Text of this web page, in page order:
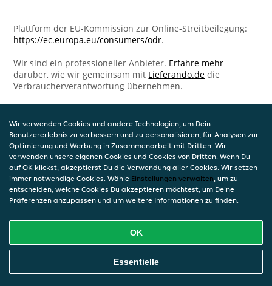
Plattform der EU-Kommission zur Online-Streitbeilegung:
https://ec.europa.eu/consumers/odr.
Wir sind ein professioneller Anbieter. Erfahre mehr
darüber, wie wir gemeinsam mit Lieferando.de die
Verbraucherverantwortung übernehmen.
Wir verwenden Cookies und andere Technologien, um Dein
Benutzererlebnis zu verbessern und zu personalisieren, für Analysen zur
Optimierung und Werbung in Zusammenarbeit mit Dritten. Wir
verwenden unsere eigenen Cookies und Cookies von Dritten. Wenn Du
auf OK klickst, akzeptierst Du die Verwendung aller Cookies. Wir setzen
immer notwendige Cookies. Wähle Einstellungen verwalten, um zu
entscheiden, welche Cookies Du akzeptieren möchtest, um Deine
Präferenzen anzupassen und um weitere Informationen zu finden.
OK
Essentielle